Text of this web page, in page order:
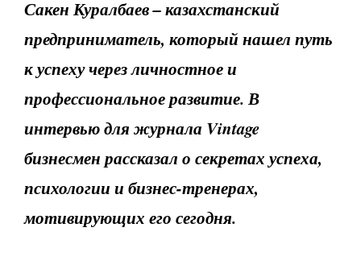
Сакен Куралбаев – казахстанский
предприниматель, который нашел путь
к успеху через личностное и
профессиональное развитие. В
интервью для журнала Vintage
бизнесмен рассказал о секретах успеха,
психологии и бизнес-тренерах,
мотивирующих его сегодня.